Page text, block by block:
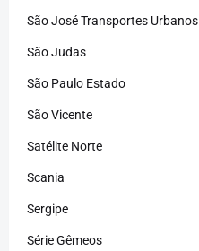
São José Transportes Urbanos
São Judas
São Paulo Estado
São Vicente
Satélite Norte
Scania
Sergipe
Série Gêmeos